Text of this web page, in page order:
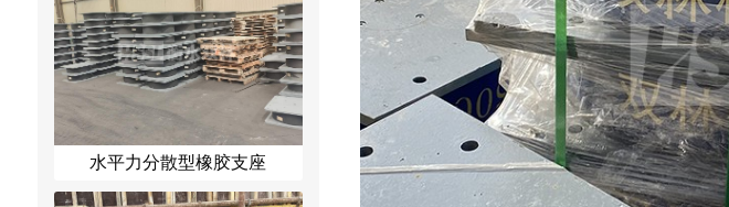
水平力分散型橡胶支座